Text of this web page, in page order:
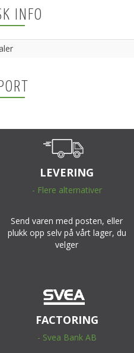
INFO
LEVERING
- Flere alternativer
Send varen med posten, eller
plukk opp selv på vårt lager, du
velger
FACTORING
- Svea Bank AB